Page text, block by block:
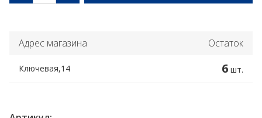
Адрес магазина Остаток
Ключевая,14 6 шт.